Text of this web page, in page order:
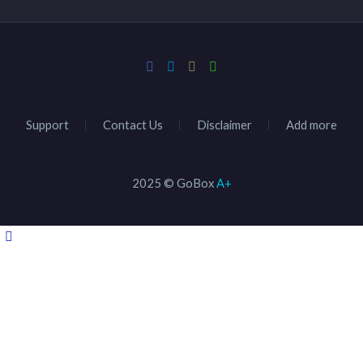
Support Contact Us Disclaimer Add more
2025 © GoBoxA+